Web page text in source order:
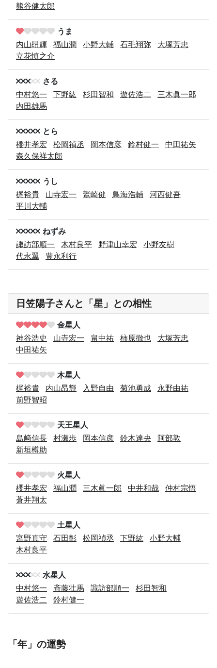
熊谷健太郎
うま
内山昂輝
福山潤 小野大輔 石毛翔弥
大塚芳忠
立花慎之介
さる
中村悠一
下野紘 杉田智和 遊佐浩二
三木眞一郎
内田雄馬
とら
櫻井孝宏
松岡禎丞 岡本信彦 鈴村健一
中田祐矢
森久保祥太郎
うし
梶裕貴
山寺宏一 鷲崎健 鳥海浩輔
河西健吾
平川大輔
ねずみ
諏訪部順一
木村良平 野津山幸宏
小野友樹
代永翼
豊永利行
日笠陽子さんと「星」との相性
金星人
神谷浩史
山寺宏一 畠中祐 柿原徹也
大塚芳忠
中田祐矢
木星人
梶裕貴
内山昂輝 入野自由 菊池勇成
永野由祐
前野智昭
天王星人
島﨑信長
村瀬歩 岡本信彦 鈴木達央
阿部敦
新垣樽助
火星人
櫻井孝宏
福山潤 三木眞一郎 中井和哉
仲村宗悟
蒼井翔太
土星人
宮野真守
石田彰 松岡禎丞 下野紘
小野大輔
木村良平
水星人
中村悠一
斉藤壮馬 諏訪部順一
杉田智和
遊佐浩二
鈴村健一
「年」の運勢